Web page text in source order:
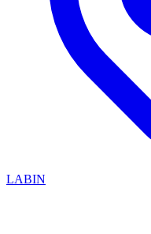
LABIN